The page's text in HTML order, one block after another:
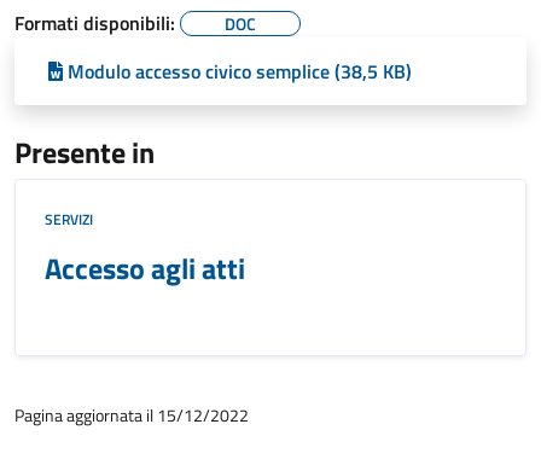
Formati disponibili: DOC
Modulo accesso civico semplice (38,5 KB)
Presente in
SERVIZI
Accesso agli atti
Pagina aggiornata il 15/12/2022